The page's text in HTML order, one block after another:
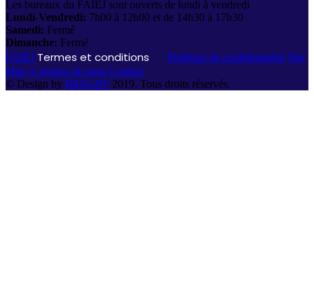
Les bureaux du FAIEJ sont ouverts de lundi à vendredi
Lundi-Vendredi: 7h00 à 12h00 et de 14h30 à 17h30
Samedi: Fermé
Dimanche: Fermé
FAIEJ Termes et conditions Politique de confidentialité Site
MapA propos de nous Contact
© Design by IMAGIN' 2019. Tous droits réservés.